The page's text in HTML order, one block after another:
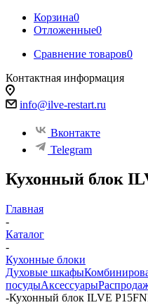
Корзина0
Отложенные0
Сравнение товаров0
Контактная информация
info@ilve-restart.ru
Вконтакте
Telegram
Кухонный блок
Главная
-
Каталог
-
Кухонные блоки
Духовые шкафы
посудыАксессуары
-Кухонный блок ILVE